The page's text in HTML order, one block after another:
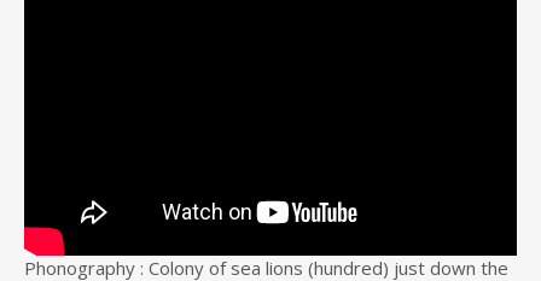
Phonography : Colony of sea lions (hundred) just down the